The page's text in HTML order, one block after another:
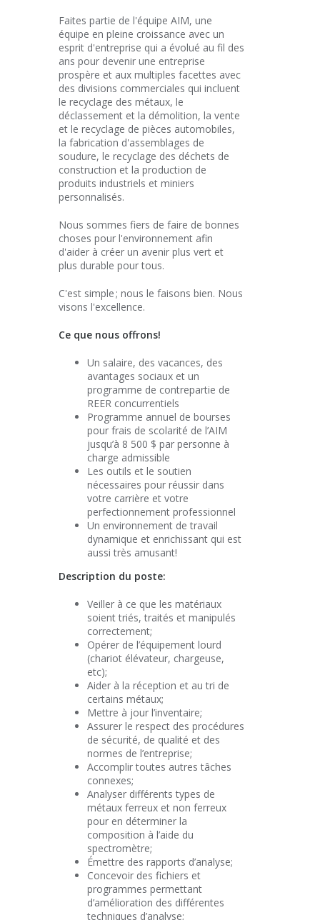
Faites partie de l'équipe AIM, une
équipe en pleine croissance avec un
esprit d'entreprise qui a évolué au fil des
ans pour devenir une entreprise
prospère et aux multiples facettes avec
des divisions commerciales qui incluent
le recyclage des métaux, le
déclassement et la démolition, la vente
et le recyclage de pièces automobiles,
la fabrication d'assemblages de
soudure, le recyclage des déchets de
construction et la production de
produits industriels et miniers
personnalisés.
Nous sommes fiers de faire de bonnes
choses pour l'environnement afin
d'aider à créer un avenir plus vert et
plus durable pour tous.
C'est simple ; nous le faisons bien. Nous
visons l'excellence.
Ce que nous offrons!
Un salaire, des vacances, des
avantages sociaux et un
programme de contrepartie de
REER concurrentiels
Programme annuel de bourses
pour frais de scolarité de l’AIM
jusqu’à 8 500 $ par personne à
charge admissible
Les outils et le soutien
nécessaires pour réussir dans
votre carrière et votre
perfectionnement professionnel
Un environnement de travail
dynamique et enrichissant qui est
aussi très amusant!
Description du poste:
Veiller à ce que les matériaux
soient triés, traités et manipulés
correctement;
Opérer de l’équipement lourd
(chariot élévateur, chargeuse,
etc);
Aider à la réception et au tri de
certains métaux;
Mettre à jour l’inventaire;
Assurer le respect des procédures
de sécurité, de qualité et des
normes de l’entreprise;
Accomplir toutes autres tâches
connexes;
Analyser différents types de
métaux ferreux et non ferreux
pour en déterminer la
composition à l’aide du
spectromètre;
Émettre des rapports d’analyse;
Concevoir des fichiers et
programmes permettant
d’amélioration des différentes
techniques d’analyse;